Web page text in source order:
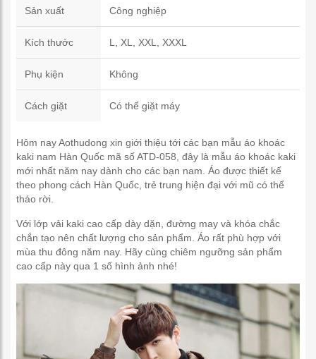
Sản xuất Công nghiệp
Kích thước L, XL, XXL, XXXL
Phụ kiện Không
Cách giặt Có thể giặt máy
Hôm nay Aothudong xin giới thiệu tới các bạn mẫu áo khoác
kaki nam Hàn Quốc mã số ATD-058, đây là mẫu áo khoác kaki
mới nhất năm nay dành cho các bạn nam. Áo được thiết kế
theo phong cách Hàn Quốc, trẻ trung hiện đại với mũ có thể
tháo rời.
Với lớp vải kaki cao cấp dày dặn, đường may và khóa chắc
chắn tạo nên chất lượng cho sản phẩm. Áo rất phù hợp với
mùa thu đông năm nay. Hãy cùng chiêm ngưỡng sản phẩm
cao cấp này qua 1 số hình ảnh nhé!